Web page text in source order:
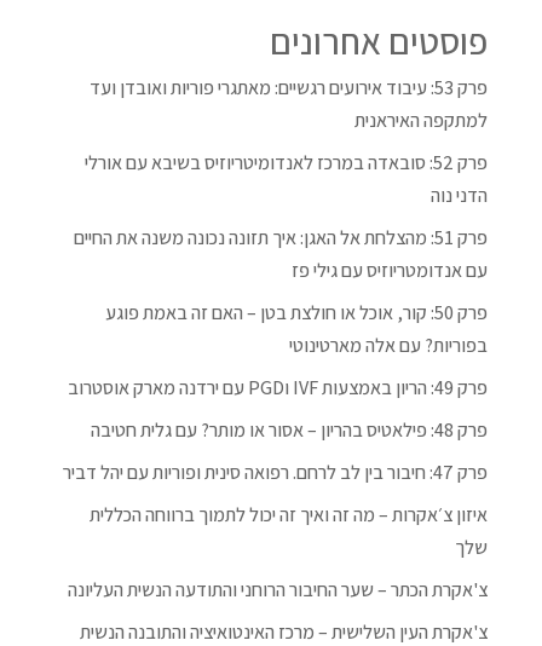
פוסטים אחרונים
פרק 53: עיבוד אירועים רגשיים: מאתגרי פוריות ואובדן ועד
למתקפה האיראנית
פרק 52: סובאדה במרכז לאנדומיטריוזיס בשיבא עם אורלי
הדני נוה
פרק 51: מהצלחת אל האגן: איך תזונה נכונה משנה את החיים
עם אנדומטריוזיס עם גילי פז
פרק 50: קור, אוכל או חולצת בטן – האם זה באמת פוגע
בפוריות? עם אלה מארטינוטי
פרק 49: הריון באמצעות IVF וPGD עם ירדנה מארק אוסטרוב
פרק 48: פילאטיס בהריון – אסור או מותר? עם גלית חטיבה
פרק 47: חיבור בין לב לרחם. רפואה סינית ופוריות עם יהל דביר
איזון צ׳אקרות – מה זה ואיך זה יכול לתמוך ברווחה הכללית
שלך
צ'אקרת הכתר – שער החיבור הרוחני והתודעה הנשית העליונה
צ'אקרת העין השלישית – מרכז האינטואיציה והתובנה הנשית